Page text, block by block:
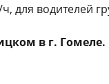
для водителей
в г. Гомеле.